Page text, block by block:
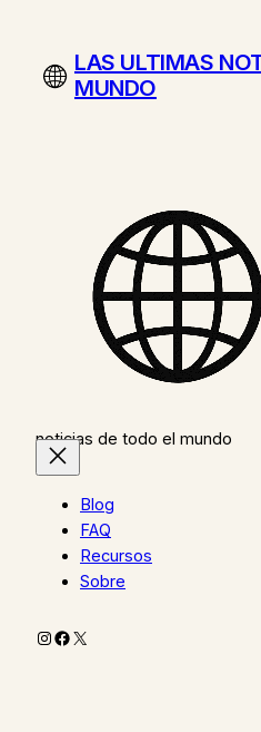
contenidoLAS ULTIMAS
MUNDO
noticias de todo el mundo
Blog
FAQ
Recursos
Sobre
Instagram
Facebook
X